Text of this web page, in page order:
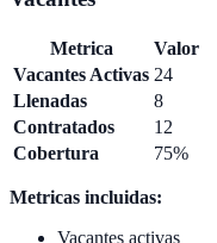
Metrica
Valor
Vacantes Activas 24
Llenadas
8
Contratados
12
Cobertura
75%
Metricas incluidas:
Vacantes activas